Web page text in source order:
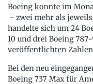
Boeing konnte im
- zwei mehr als jeweils
handelte sich um 24
10 und drei Boeing
veröffentlichten Zahlen
Bei den neu
Boeing 737 Max für